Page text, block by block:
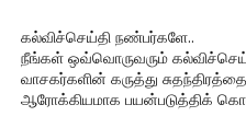
கல்விச்செய்தி நண்பர்களே..
நீங்கள் ஒவ்வொருவரும்
வாசகர்களின் கருத்து
ஆரோக்கியமாக பயன்படுத்திக்